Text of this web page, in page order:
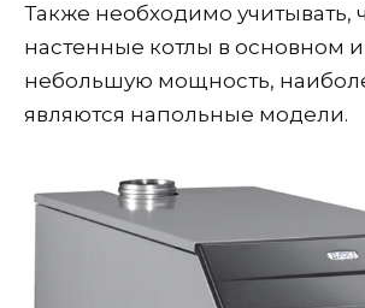
Также необходимо учитывать,
настенные котлы в основном
небольшую мощность,
являются напольные модели.